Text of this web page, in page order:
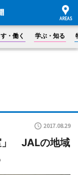
・働く 学ぶ・知る
2017.08.29
」 JALの地域